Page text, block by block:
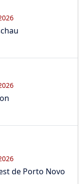
de Porto Novo